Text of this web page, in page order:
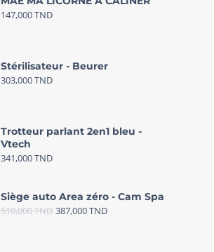
147,000TND
Stérilisateur - Beurer
303,000TND
Trotteur parlant 2en1 bleu -
Vtech
341,000TND
Siège auto Area zéro - Cam Spa
510,000TND 387,000TND